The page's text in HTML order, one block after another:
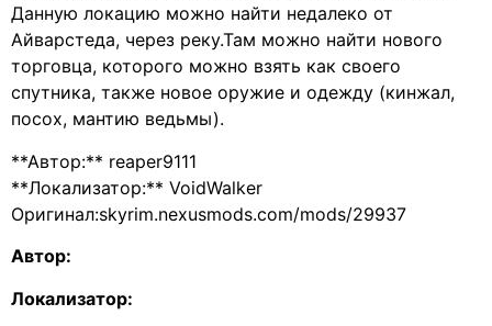
Данную локацию можно найти недалеко от
Айварстеда, через реку.Там можно найти нового
торговца, которого можно взять как своего
спутника, также новое оружие и одежду (кинжал,
посох, мантию ведьмы).
**Автор:** reaper9111
**Локализатор:** VoidWalker
Оригинал:skyrim.nexusmods.com/mods/29937
Автор:
Локализатор: